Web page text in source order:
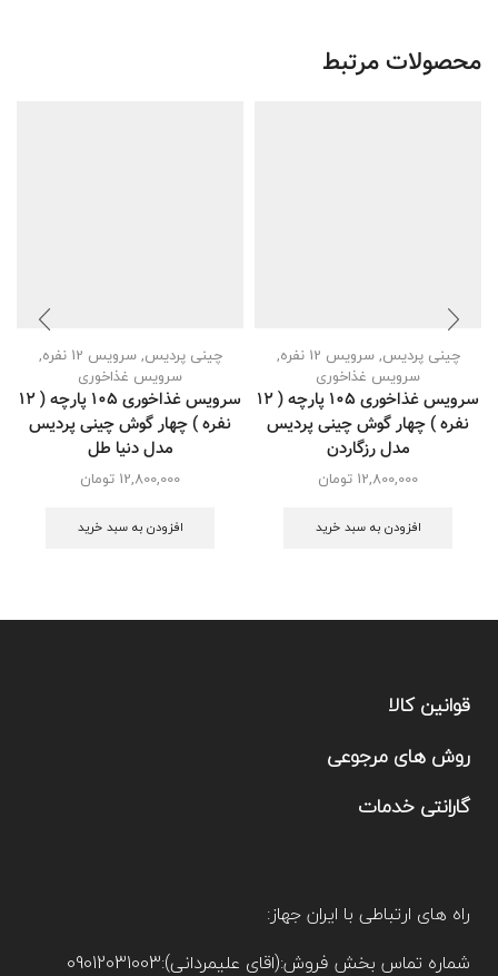
محصولات مرتبط
چینی پردیس,سرویس 12 نفره
,
سرویس غذاخوری
سرویس غذاخوری 105 پارچه ( 12
نفره ) چهار گوش چینی پردیس
مدل رزگاردن
12,800,000 تومان
افزودن به سبد خرید
چینی پردیس,سرویس 12 نفره
,
سرویس غذاخوری
سرویس غذاخوری 105 پارچه ( 12
نفره ) چهار گوش چینی پردیس
مدل دنیا طل
12,800,000 تومان
افزودن به سبد خرید
قوانین کالا
روش های مرجوعی
گارانتی خدمات
راه های ارتباطی با ایران جهاز:
شماره تماس بخش فروش:(اقای علیمردانی):09012031003